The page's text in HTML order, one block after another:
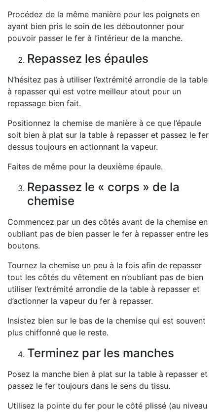
Procédez de la même manière pour les poignets en
ayant bien pris le soin de les déboutonner pour
pouvoir passer le fer à l’intérieur de la manche.
Repassez les épaules
N’hésitez pas à utiliser l’extrémité arrondie de la table
à repasser qui est votre meilleur atout pour un
repassage bien fait.
Positionnez la chemise de manière à ce que l’épaule
soit bien à plat sur la table à repasser et passez le fer
dessus toujours en actionnant la vapeur.
Faites de même pour la deuxième épaule.
Repassez le « corps » de la
chemise
Commencez par un des côtés avant de la chemise en
oubliant pas de bien passer le fer à repasser entre les
boutons.
Tournez la chemise un peu à la fois afin de repasser
tout les côtés du vêtement en n’oubliant pas de bien
utiliser l’extrémité arrondie de la table à repasser et
d’actionner la vapeur du fer à repasser.
Insistez bien sur le bas de la chemise qui est souvent
plus chiffonné que le reste.
Terminez par les manches
Posez la manche bien à plat sur la table à repasser et
passez le fer toujours dans le sens du tissu.
Utilisez la pointe du fer pour le côté plissé (au niveau